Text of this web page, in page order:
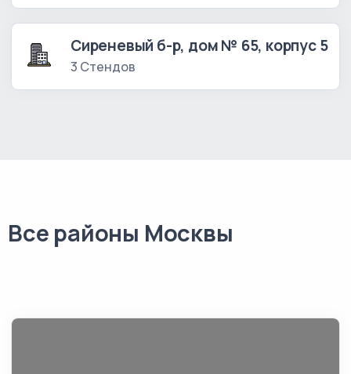
Сиреневый б-р, дом № 65, корпус 5
3 Стендов
Все районы Москвы